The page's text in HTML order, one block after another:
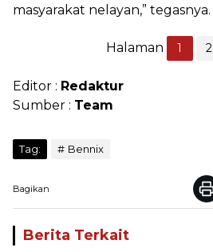
masyarakat nelayan,” tegasnya.
Halaman 1 2
Editor : Redaktur
Sumber : Team
Tag: Bennix
Bagikan
Berita Terkait